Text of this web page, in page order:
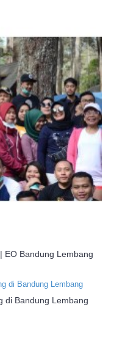
EO Bandung Lembang
di Bandung Lembang